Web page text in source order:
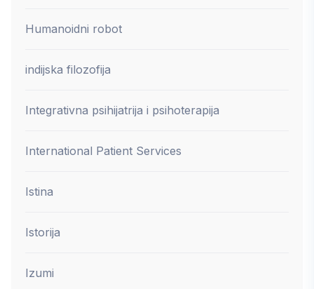
Humanoidni robot
indijska filozofija
Integrativna psihijatrija i psihoterapija
International Patient Services
Istina
Istorija
Izumi